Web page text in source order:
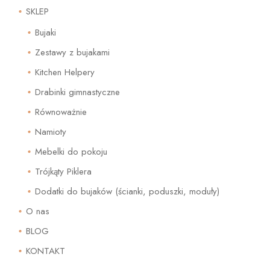
SKLEP
Bujaki
Zestawy z bujakami
Kitchen Helpery
Drabinki gimnastyczne
Równoważnie
Namioty
Mebelki do pokoju
Trójkąty Piklera
Dodatki do bujaków (ścianki, poduszki, moduły)
O nas
BLOG
KONTAKT